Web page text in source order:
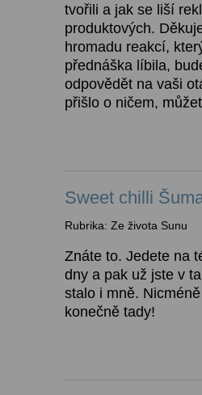
tvořili a jak se liší
produktových.
hromadu reakcí,
přednáška líbila,
odpovědět na vaši
přišlo o ničem,
Sweet chilli
Rubrika: Ze života Sunu
Znáte to. Jedete na
dny a pak už jste v
stalo i mně.
konečně tady!